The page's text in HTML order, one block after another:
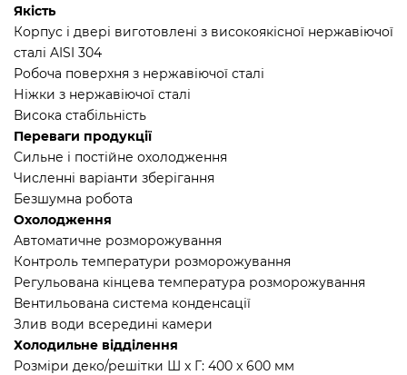
Якість
Корпус і двері виготовлені з високоякісної нержавіючої
сталі AISI 304
Робоча поверхня з нержавіючої сталі
Ніжки з нержавіючої сталі
Висока стабільність
Переваги продукції
Сильне і постійне охолодження
Численні варіанти зберігання
Безшумна робота
Охолодження
Автоматичне розморожування
Контроль температури розморожування
Регульована кінцева температура розморожування
Вентильована система конденсації
Злив води всередині камери
Холодильне відділення
Розміри деко/решітки Ш x Г: 400 x 600 мм